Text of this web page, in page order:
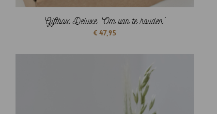
Giftbox Deluxe ‘Om van te houden’
€ 47,95